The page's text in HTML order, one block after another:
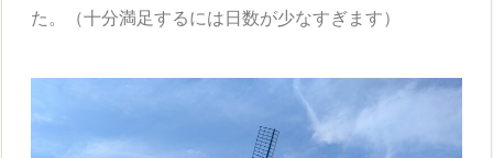
た。（十分満足するには日数が少なすぎます）